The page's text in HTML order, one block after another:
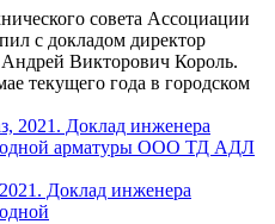
совета Ассоциации
с докладом директор
Викторович Король.
текущего года в городском
Доклад инженера